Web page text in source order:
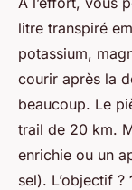
litre transpiré
potassium,
courir après la
beaucoup. Le
trail de 20 km.
enrichie ou un
sel). L’objectif ?